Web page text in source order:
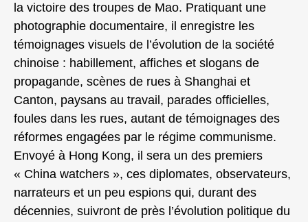
la victoire des troupes de Mao. Pratiquant une
photographie documentaire, il enregistre les
témoignages visuels de l’évolution de la société
chinoise : habillement, affiches et slogans de
propagande, scènes de rues à Shanghai et
Canton, paysans au travail, parades officielles,
foules dans les rues, autant de témoignages des
réformes engagées par le régime communisme.
Envoyé à Hong Kong, il sera un des premiers
« China watchers », ces diplomates, observateurs,
narrateurs et un peu espions qui, durant des
décennies, suivront de près l’évolution politique du